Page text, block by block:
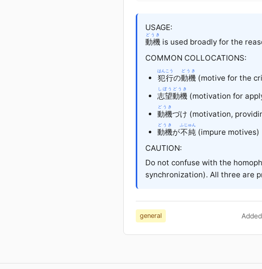
USAGE:
動機
どうき
is used broadly for the
COMMON COLLOCATIONS:
犯行
はんこう
の動機
どうき
(motive for the
志望
しぼう
動機
どうき
(motivation for
動機
どうき
づけ (motivation,
動機
どうき
が不純
ふじゅん
(impure motives)
CAUTION:
Do not confuse with the
synchronization). All three are
general